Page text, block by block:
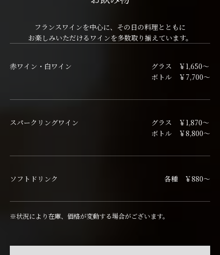
フランスワインを中心に、その日の料理とともに
お楽しみいただけるワインを多数取り揃えています。
赤ワイン・白ワイン
グラス ￥1,650～
ボトル ￥7,700～
スパークリングワイン
グラス ￥1,870～
ボトル ￥8,800～
ソフトドリンク 各種 ￥880～
※状況により在庫、価格が変動する場合がございます。